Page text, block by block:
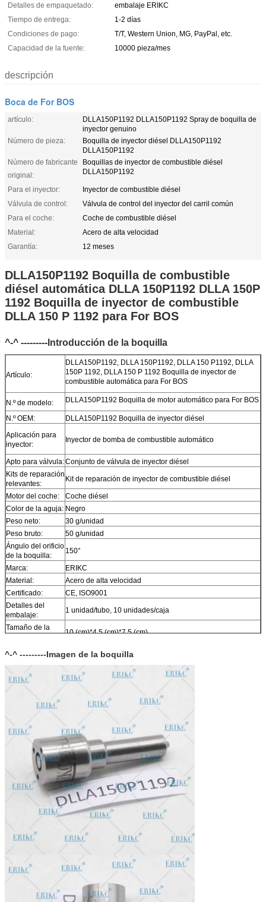
Detalles de empaquetado:
embalaje ERIKC
Tiempo de entrega:
1-2 días
Condiciones de pago:
T/T, Western Union, MG, PayPal, etc.
Capacidad de la fuente:
10000 pieza/mes
descripción
Boca de For BOS
artículo:
DLLA150P1192 DLLA150P1192 Spray de boquilla de
inyector genuino
Número de pieza:
Boquilla de inyector diésel DLLA150P1192
DLLA150P1192
Número de fabricante
original:
Boquillas de inyector de combustible diésel
DLLA150P1192
Para el inyector:
Inyector de combustible diésel
Válvula de control:
Válvula de control del inyector del carril común
Para el coche:
Coche de combustible diésel
Material:
Acero de alta velocidad
Garantía:
12 meses
DLLA150P1192 Boquilla de combustible
diésel automática DLLA 150P1192 DLLA 150P
1192 Boquilla de inyector de combustible
DLLA 150 P 1192 para For BOS
^-^ ---------Introducción de la boquilla
Artículo:
DLLA150P1192, DLLA 150P1192, DLLA 150 P1192, DLLA
150P 1192, DLLA 150 P 1192 Boquilla de inyector de
combustible automática para For BOS
N.º de modelo: DLLA150P1192 Boquilla de motor automático para For BOS
N.º OEM:
DLLA150P1192 Boquilla de inyector diésel
Aplicación para
inyector:
Inyector de bomba de combustible automático
Apto para válvula:Conjunto de válvula de inyector diésel
Kits de reparación
relevantes:
Kit de reparación de inyector de combustible diésel
Motor del coche:
Coche diésel
Color de la aguja: Negro
Peso neto:
30 g/unidad
Peso bruto:
50 g/unidad
Ángulo del orificio
de la boquilla:
150°
Marca:
ERIKC
Material:
Acero de alta velocidad
Certificado:
CE, ISO9001
Detalles del
embalaje:
1 unidad/tubo, 10 unidades/caja
Tamaño de la
10 (cm)*4,5 (cm)*7,5 (cm)
Garantía:
12 meses
entrega:
En un plazo de 1-2 días después del pago, puede obtener
los productos en un plazo de 6-12 días.
Existencias:
En stock, no se puede dejar al descubierto sin embalaje en
el aire durante mucho tiempo.
Forma de envío:
DHL, FedEx, UPS, TNT, EMS, ARAMEX, por aire.
Condiciones de
pago:
T/T, Western Union, MG, PayPal, Ect.
Mercado de
exportación
actual:
Sudamérica/Norteamérica, Europa, Oriente Medio, África,
Asia, Australia.
^-^ ---------Imagen de la boquilla